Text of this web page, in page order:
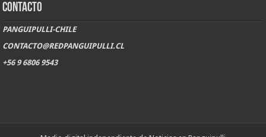
CONTACTO
PANGUIPULLI-CHILE
CONTACTO@REDPANGUIPULLI.CL
+56 9 6806 9543